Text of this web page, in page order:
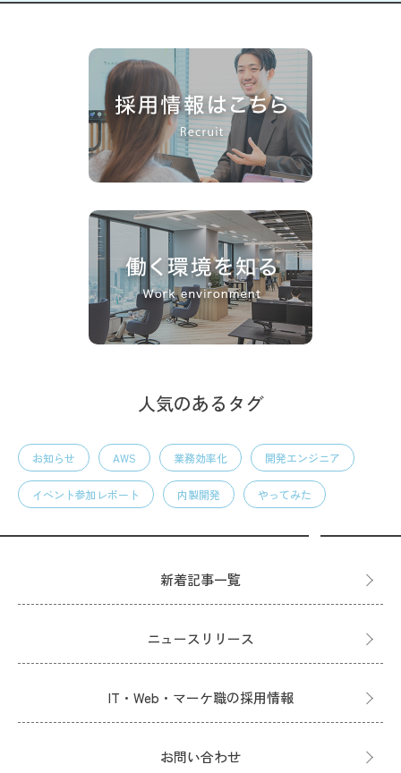
人気のあるタグ
お知らせ AWS 業務効率化 開発エンジニア
イベント参加レポート 内製開発 やってみた
新着記事一覧
ニュースリリース
IT・Web・マーケ職の採用情報
お問い合わせ